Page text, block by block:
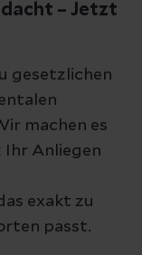
– Jetzt
gesetzlichen
machen es
Ihr Anliegen
exakt zu
passt.